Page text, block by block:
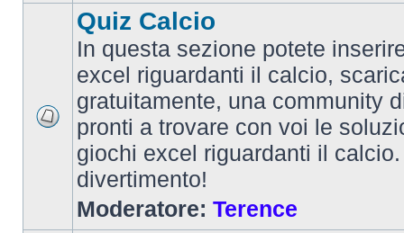
Quiz Calcio
In questa sezione potete
excel riguardanti il calcio,
gratuitamente, una community
pronti a trovare con voi le
giochi excel riguardanti il
divertimento!
Moderatore: Terence